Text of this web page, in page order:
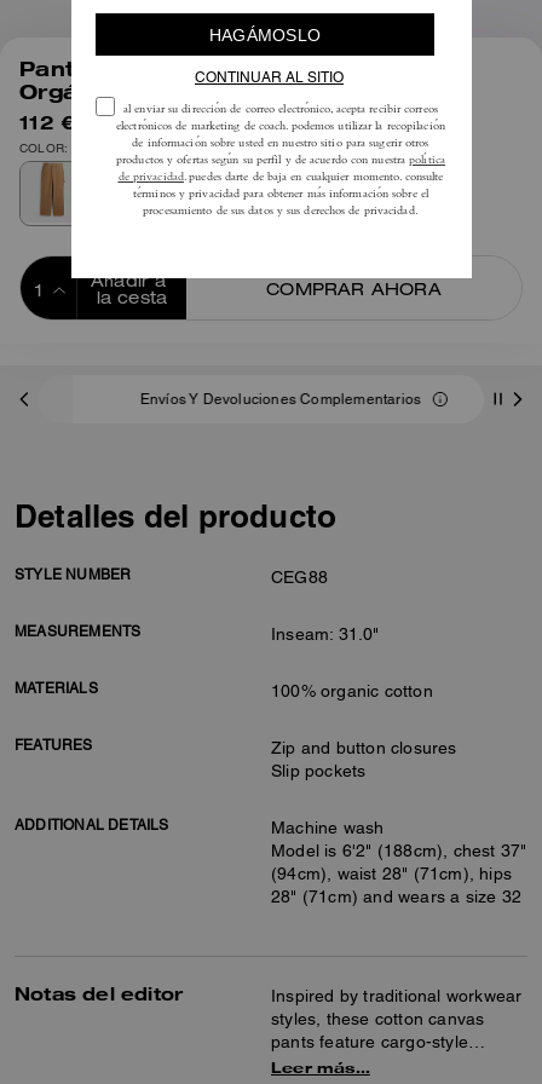
Pantalones De Lona En Algodón
Orgánico
112 € 225 €
COLOR: Arena
Añadir a
la cesta
COMPRAR AHORA
Envíos Y Devoluciones Complementarios
Detalles del producto
STYLE NUMBER CEG88
MEASUREMENTS Inseam: 31.0"
MATERIALS 100% organic cotton
FEATURES
Zip and button closures
Slip pockets
ADDITIONAL DETAILS
Machine wash
Model is 6'2" (188cm), chest 37"
(94cm), waist 28" (71cm), hips
28" (71cm) and wears a size 32
Notas del editor
Inspired by traditional workwear
styles, these cotton canvas
pants feature cargo-style
pockets and a carpenter loop.
Leer más…